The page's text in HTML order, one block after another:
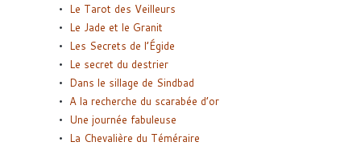
Le Tarot des Veilleurs
Le Jade et le Granit
Les Secrets de l’Égide
Le secret du destrier
Dans le sillage de Sindbad
A la recherche du scarabée d’or
Une journée fabuleuse
La Chevalière du Téméraire